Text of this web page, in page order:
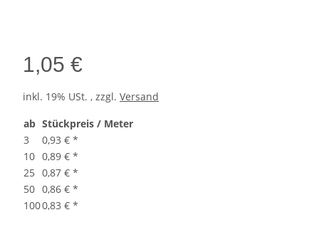
1,05 €
inkl. 19% USt. , zzgl. Versand
ab Stückpreis / Meter
3
0,93 € *
10 0,89 € *
25 0,87 € *
50 0,86 € *
1000,83 € *